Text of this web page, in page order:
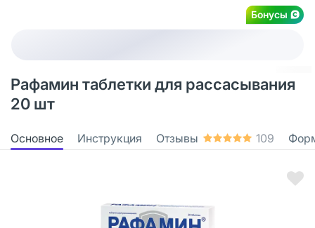
Бонусы
Рафамин таблетки для рассасывания
20 шт
Основное Инструкция Отзывы 109